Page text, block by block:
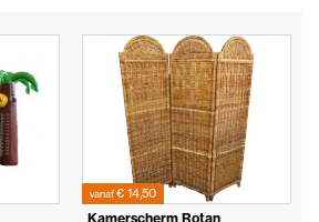
vanaf€ 14,50
Kamerscherm Rotan